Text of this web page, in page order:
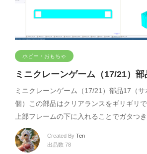
ホビー・おもちゃ
ミニクレーンゲーム（17/21）部
ミニクレーンゲーム（17/21）部品17（サ
個）この部品はクリアランスをギリギリで
上部フレームの下に入れることでガタつ
Created By Ten
出品数 78